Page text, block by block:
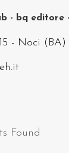
- bq editore
- Noci (BA)
Found